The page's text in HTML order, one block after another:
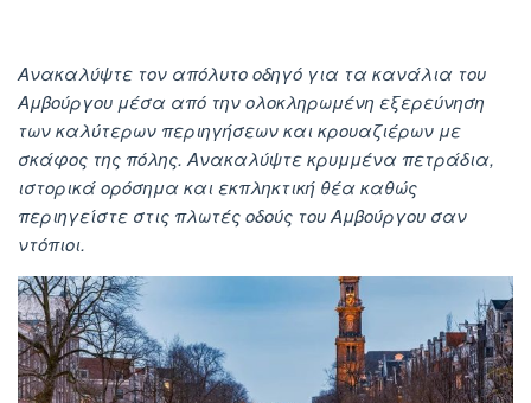
Ανακαλύψτε τον απόλυτο οδηγό για τα κανάλια του
Αμβούργου μέσα από την ολοκληρωμένη εξερεύνηση
των καλύτερων περιηγήσεων και κρουαζιέρων με
σκάφος της πόλης. Ανακαλύψτε κρυμμένα πετράδια,
ιστορικά ορόσημα και εκπληκτική θέα καθώς
περιηγείστε στις πλωτές οδούς του Αμβούργου σαν
ντόπιοι.